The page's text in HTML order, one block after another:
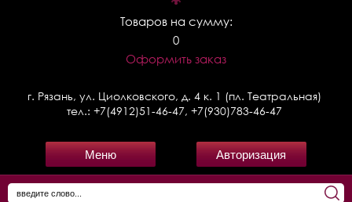
Товаров на сумму:
0
Оформить заказ
г. Рязань, ул. Циолковского, д. 4 к. 1 (пл. Театральная)
тел.: +7(4912)51-46-47, +7(930)783-46-47
Меню Авторизация